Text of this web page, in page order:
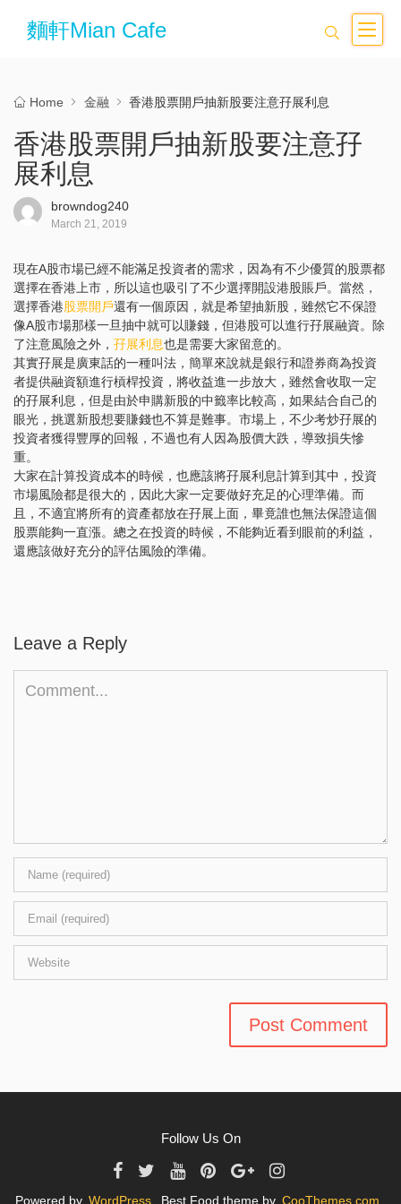
麵軒Mian Cafe
Home 金融 香港股票開戶抽新股要注意孖展利息
香港股票開戶抽新股要注意孖
展利息
browndog240
March 21, 2019
現在A股市場已經不能滿足投資者的需求，因為有不少優質的股票都
選擇在香港上市，所以這也吸引了不少選擇開設港股賬戶。當然，
選擇香港股票開戶還有一個原因，就是希望抽新股，雖然它不保證
像A股市場那樣一旦抽中就可以賺錢，但港股可以進行孖展融資。除
了注意風險之外， 孖展利息也是需要大家留意的。
其實孖展是廣東話的一種叫法，簡單來說就是銀行和證券商為投資
者提供融資額進行槓桿投資，將收益進一步放大，雖然會收取一定
的孖展利息，但是由於申購新股的中籤率比較高，如果結合自己的
眼光，挑選新股想要賺錢也不算是難事。市場上，不少考炒孖展的
投資者獲得豐厚的回報，不過也有人因為股價大跌，導致損失慘
重。
大家在計算投資成本的時候，也應該將孖展利息計算到其中，投資
市場風險都是很大的，因此大家一定要做好充足的心理準備。而
且，不適宜將所有的資產都放在孖展上面，畢竟誰也無法保證這個
股票能夠一直漲。總之在投資的時候，不能夠近看到眼前的利益，
還應該做好充分的評估風險的準備。
Leave a Reply
Follow Us On
Powered by WordPress . Best Food theme by CooThemes.com